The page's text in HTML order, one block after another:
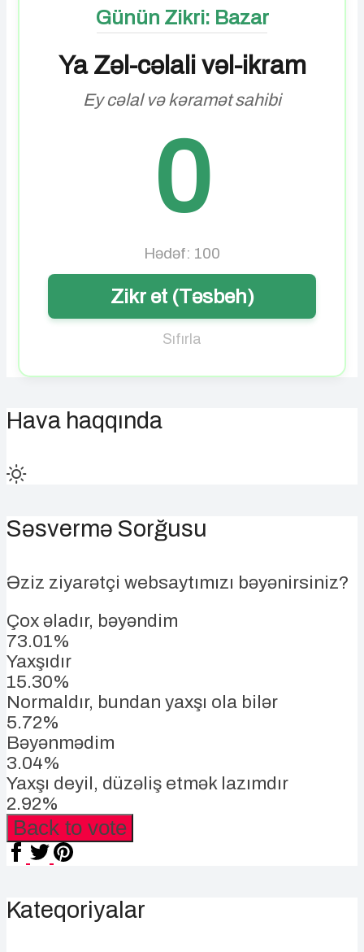
Günün Zikri: Bazar
Ya Zəl-cəlali vəl-ikram
Ey cəlal və kəramət sahibi
0
Hədəf: 100
Zikr et (Təsbeh)
Sıfırla
Hava haqqında
Səsvermə Sorğusu
Əziz ziyarətçi websaytımızı bəyənirsiniz?
Çox əladır, bəyəndim
73.01%
Yaxşıdır
15.30%
Normaldır, bundan yaxşı ola bilər
5.72%
Bəyənmədim
3.04%
Yaxşı deyil, düzəliş etmək lazımdır
2.92%
Back to vote
Kateqoriyalar